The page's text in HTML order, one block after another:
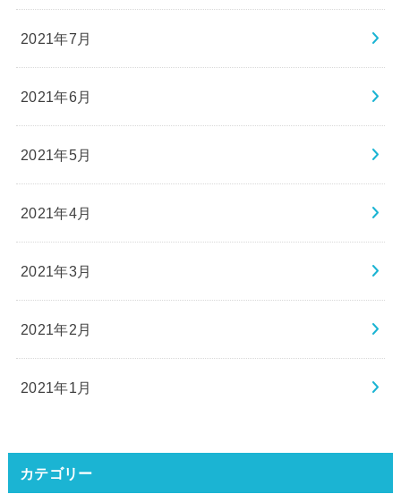
2021年7月
2021年6月
2021年5月
2021年4月
2021年3月
2021年2月
2021年1月
カテゴリー